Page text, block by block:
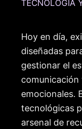
TECNOLOGÍA
Hoy en día,
diseñadas
gestionar el
comunicación
emocionales.
tecnológicas
arsenal de